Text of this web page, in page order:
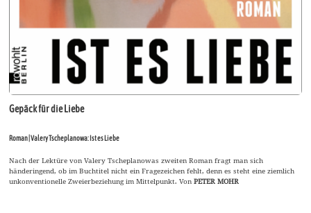
Gepäck für die Liebe
Roman | Valery Tscheplanowa: Ist es Liebe
Nach der Lektüre von Valery Tscheplanowas zweiten Roman fragt man sich
händeringend, ob im Buchtitel nicht ein Fragezeichen fehlt, denn es steht eine ziemlich
unkonventionelle Zweierbeziehung im Mittelpunkt. VonPETER MOHR